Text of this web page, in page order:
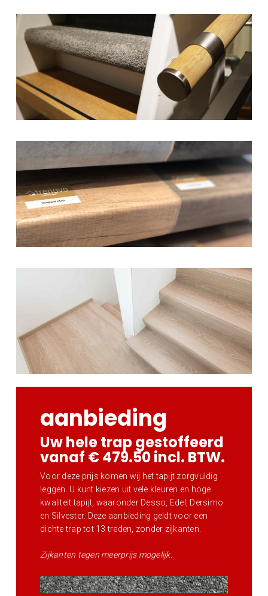
aanbieding
Uw hele trap gestoffeerd
vanaf € 479.50 incl. BTW.
Voor deze prijs komen wij het tapijt zorgvuldig
leggen. U kunt kiezen uit vele kleuren en hoge
kwaliteit tapijt, waaronder Desso, Edel, Dersimo
en Silvester. Deze aanbieding geldt voor een
dichte trap tot 13 treden, zonder zijkanten.
Zijkanten tegen meerprijs mogelijk.